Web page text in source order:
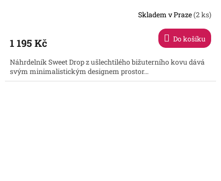
R
Skladem v Praze(2 ks)
1 195 Kč Do košíku
Náhrdelník Sweet Drop z ušlechtilého bižuterního kovu dává
svým minimalistickým designem prostor...